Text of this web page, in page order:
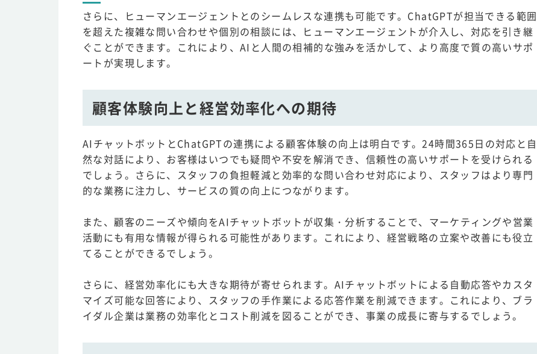
さらに、ヒューマンエージェントとのシームレスな連携も可能です。ChatGPTが担当できる範囲
を超えた複雑な問い合わせや個別の相談には、ヒューマンエージェントが介入し、対応を引き継
ぐことができます。これにより、AIと人間の相補的な強みを活かして、より高度で質の高いサポ
ートが実現します。
顧客体験向上と経営効率化への期待
AIチャットボットとChatGPTの連携による顧客体験の向上は明白です。24時間365日の対応と自
然な対話により、お客様はいつでも疑問や不安を解消でき、信頼性の高いサポートを受けられる
でしょう。さらに、スタッフの負担軽減と効率的な問い合わせ対応により、スタッフはより専門
的な業務に注力し、サービスの質の向上につながります。
また、顧客のニーズや傾向をAIチャットボットが収集・分析することで、マーケティングや営業
活動にも有用な情報が得られる可能性があります。これにより、経営戦略の立案や改善にも役立
てることができるでしょう。
さらに、経営効率化にも大きな期待が寄せられます。AIチャットボットによる自動応答やカスタ
マイズ可能な回答により、スタッフの手作業による応答作業を削減できます。これにより、ブラ
イダル企業は業務の効率化とコスト削減を図ることができ、事業の成長に寄与するでしょう。